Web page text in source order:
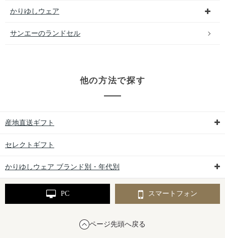
かりゆしウェア
サンエーのランドセル
他の方法で探す
産地直送ギフト
セレクトギフト
かりゆしウェア ブランド別・年代別
PC スマートフォン
ページ先頭へ戻る